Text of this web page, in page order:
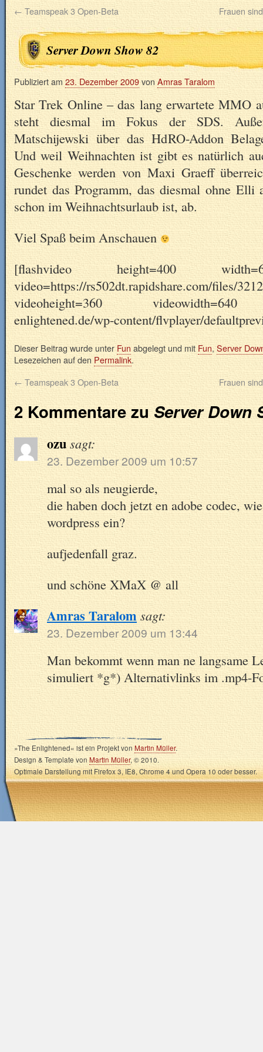
← Teamspeak 3 Open-Beta Frauen
Server Down Show 82
Publiziert am 23. Dezember 2009von Amras Taralom
Star Trek Online – das lang erwartete MMO
steht diesmal im Fokus der SDS.
Matschijewski über das HdRO-Addon
Und weil Weihnachten ist gibt es natürlich
Geschenke werden von Maxi Graeff
rundet das Programm, das diesmal ohne Elli
schon im Weihnachtsurlaub ist, ab.
Viel Spaß beim Anschauen
[flashvideo height=400
video=https://rs502dt.rapidshare.com/files/
videoheight=360 videowidth=640
enlightened.de/wp-content/flvplayer/
Dieser Beitrag wurde unter Fun abgelegt und mitFun,Server
Lesezeichen auf den Permalink.
← Teamspeak 3 Open-Beta Frauen
2 Kommentare zuServer Down
ozu sagt:
23. Dezember 2009 um 10:57
mal so als neugierde,
die haben doch jetzt en adobe codec,
wordpress ein?
aufjedenfall graz.
und schöne XMaX @ all
Amras Taralom sagt:
23. Dezember 2009 um 13:44
Man bekommt wenn man ne langsame
simuliert *g*) Alternativlinks im .mp4-
»The Enlightened« ist ein Projekt vonMartin Müller.
Design & Template vonMartin Müller, © 2010.
Optimale Darstellung mit Firefox 3, IE8, Chrome 4 und Opera 10 oder besser.